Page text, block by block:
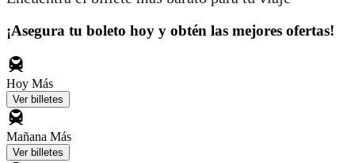
¡Asegura tu boleto hoy y obtén las mejores ofertas!
Hoy Más
Ver billetes
Mañana Más
Ver billetes